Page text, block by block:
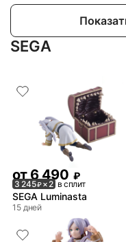
SEGA
от6 490 ₽
3 245₽× 2 в сплит
SEGA Luminasta
15 дней